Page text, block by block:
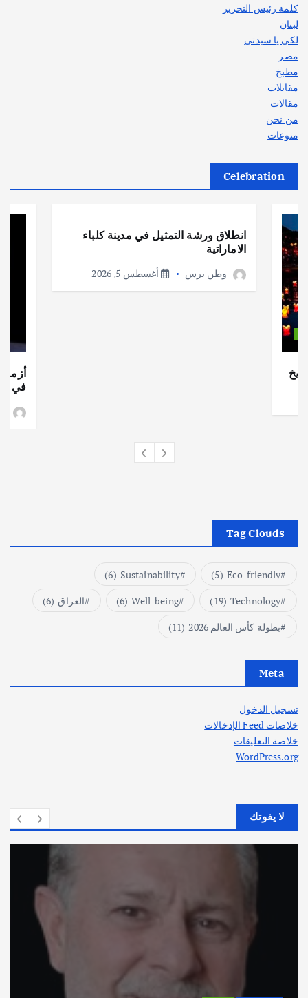
كلمة رئيس التحرير
لبنان
لكي يا سيدتي
مصر
مطبخ
مقابلات
مقالات
من نحن
منوعات
Celebration
انطلاق ورشة التمثيل في مدينة كلباء
الاماراتية
وطن برس أغسطس 5, 2026
أزمة
في
Tag Clouds
Eco-friendly
(5)
Sustainability
(6)
Technology
(19)
Well-being
(6) العراق (6)
بطولة كأس العالم 2026
(11)
Meta
تسجيل الدخول
خلاصات Feed الإدخالات
خلاصة التعليقات
WordPress.org
لا يفوتك